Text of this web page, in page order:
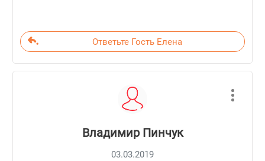
Ответьте Гость Елена
Владимир Пинчук
03.03.2019